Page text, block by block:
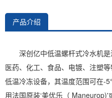
产品介绍
深创亿中低温螺杆式冷水机
医药、化工、食品、电镀、注塑
低温冷冻设备，其温度范围可
用法国原装‘美优乐（